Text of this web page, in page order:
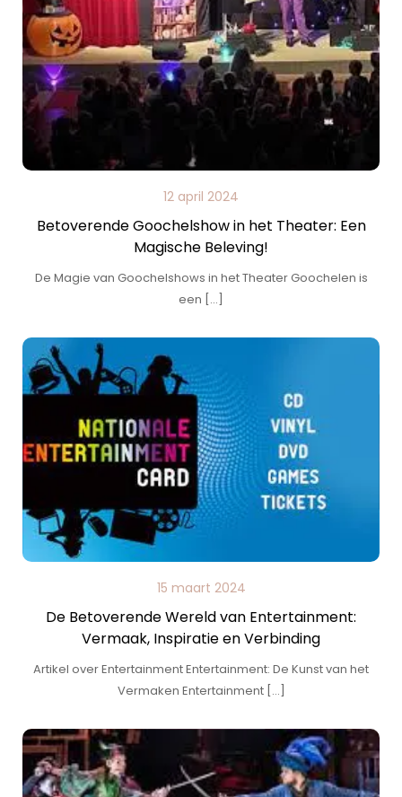
12 april 2024
Betoverende Goochelshow in het Theater: Een
Magische Beleving!
De Magie van Goochelshows in het Theater Goochelen is
een […]
15 maart 2024
De Betoverende Wereld van Entertainment:
Vermaak, Inspiratie en Verbinding
Artikel over Entertainment Entertainment: De Kunst van het
Vermaken Entertainment […]